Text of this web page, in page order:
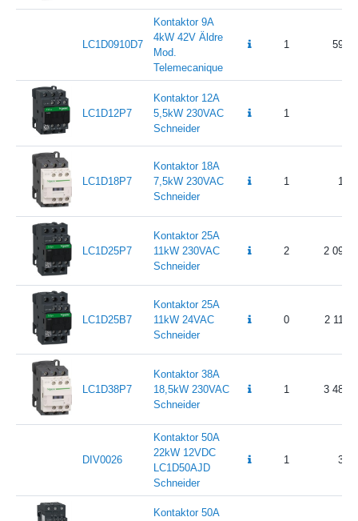
LC1D0910D7
Kontaktor 9A
4kW 42V Äldre
Mod.
Telemecanique
1
LC1D12P7
Kontaktor 12A
5,5kW 230VAC
Schneider
1
LC1D18P7
Kontaktor 18A
7,5kW 230VAC
Schneider
1 1
LC1D25P7
Kontaktor 25A
11kW 230VAC
Schneider
2 2
LC1D25B7
Kontaktor 25A
11kW 24VAC
Schneider
0 2
LC1D38P7
Kontaktor 38A
18,5kW 230VAC
Schneider
1 3
DIV0026
Kontaktor 50A
22kW 12VDC
LC1D50AJD
Schneider
1 3
Kontaktor 50A